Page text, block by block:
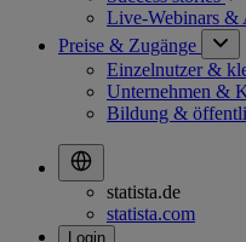
Live-Webinars &
Preise & Zugänge
Einzelnutzer &
Unternehmen &
Bildung &
statista.de
statista.com